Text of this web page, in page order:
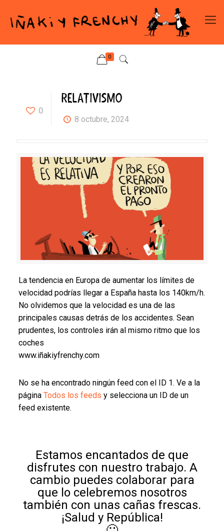
0
0
RELATIVISMO
8 octubre, 2024
La tendencia en Europa de aumentar los límites de
velocidad podrías llegar a España hasta los 140km/h.
No olvidemos que la velocidad es una de las
principales causas detrás de los accidentes. Sean
prudentes, los controles irán al mismo ritmo que los
coches
www.iñakiyfrenchy.com
No se ha encontrado ningún feed con el ID 1. Ve a la
página Todos los feeds y selecciona un ID de un
feed existente.
Estamos encantados de que
disfrutes con nuestro trabajo. A
cambio puedes colaborar para
que lo celebremos nosotros
también con unas cañas frescas.
¡Salud y República!